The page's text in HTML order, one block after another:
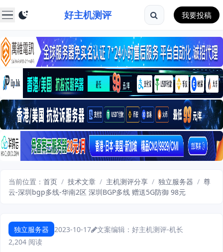
好主机测评 我要投稿
当前位置： 首页 / 技术文章 / 主机测评分享 / 独立服务器 / 尊
云-深圳bgp多线-华南2区 深圳BGP多线 赠送5G防御 98元
独立服务器 2023-10-17
文案编辑：好主机测评-机长
2,204 阅读